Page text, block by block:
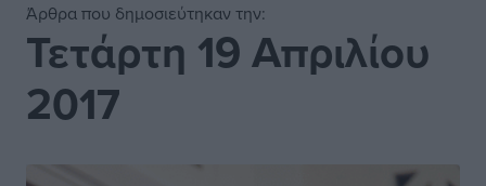
Άρθρα που δημοσιεύτηκαν την:
Τετάρτη 19 Απριλίου
2017